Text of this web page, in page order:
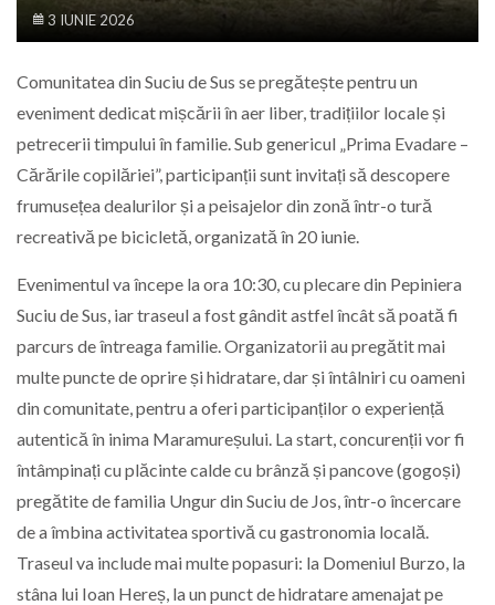
3 IUNIE 2026
Comunitatea din Suciu de Sus se pregătește pentru un
eveniment dedicat mișcării în aer liber, tradițiilor locale și
petrecerii timpului în familie. Sub genericul „Prima Evadare –
Cărările copilăriei”, participanții sunt invitați să descopere
frumusețea dealurilor și a peisajelor din zonă într-o tură
recreativă pe bicicletă, organizată în 20 iunie.
Evenimentul va începe la ora 10:30, cu plecare din Pepiniera
Suciu de Sus, iar traseul a fost gândit astfel încât să poată fi
parcurs de întreaga familie. Organizatorii au pregătit mai
multe puncte de oprire și hidratare, dar și întâlniri cu oameni
din comunitate, pentru a oferi participanților o experiență
autentică în inima Maramureșului. La start, concurenții vor fi
întâmpinați cu plăcinte calde cu brânză și pancove (gogoși)
pregătite de familia Ungur din Suciu de Jos, într-o încercare
de a îmbina activitatea sportivă cu gastronomia locală.
Traseul va include mai multe popasuri: la Domeniul Burzo, la
stâna lui Ioan Hereș, la un punct de hidratare amenajat pe